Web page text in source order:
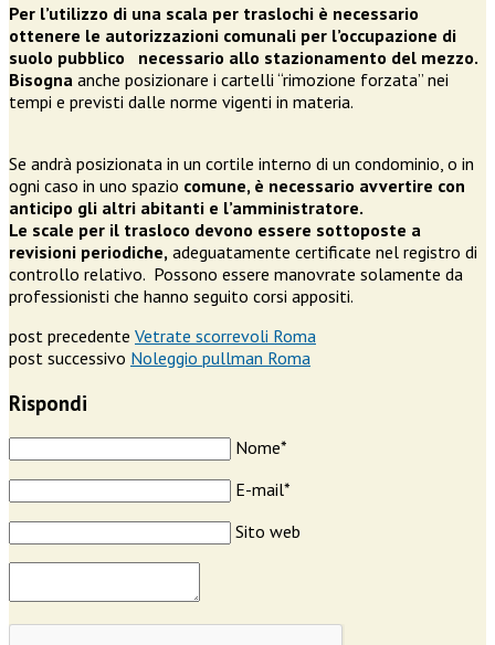
Per l’utilizzo di una scala per traslochi è necessario
ottenere le autorizzazioni comunali per l’occupazione di
suolo pubblico necessario allo stazionamento del mezzo.
Bisogna anche posizionare i cartelli “rimozione forzata” nei
tempi e previsti dalle norme vigenti in materia.
Se andrà posizionata in un cortile interno di un condominio, o in
ogni caso in uno spazio comune, è necessario avvertire con
anticipo gli altri abitanti e l’amministratore.
Le scale per il trasloco devono essere sottoposte a
revisioni periodiche, adeguatamente certificate nel registro di
controllo relativo. Possono essere manovrate solamente da
professionisti che hanno seguito corsi appositi.
post precedente Vetrate scorrevoli Roma
post successivo Noleggio pullman Roma
Rispondi
Nome*
E-mail*
Sito web